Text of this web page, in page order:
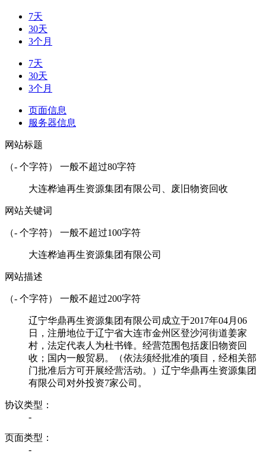
7天
30天
3个月
7天
30天
3个月
页面信息
服务器信息
网站标题
（- 个字符） 一般不超过80字符
大连桦迪再生资源集团有限公司、废旧物资回收
网站关键词
（- 个字符） 一般不超过100字符
大连桦迪再生资源集团有限公司
网站描述
（- 个字符） 一般不超过200字符
辽宁华鼎再生资源集团有限公司成立于2017年04月06
日，注册地位于辽宁省大连市金州区登沙河街道姜家
村，法定代表人为杜书锋。经营范围包括废旧物资回
收；国内一般贸易。（依法须经批准的项目，经相关部
门批准后方可开展经营活动。）辽宁华鼎再生资源集团
有限公司对外投资7家公司。
协议类型：
-
页面类型：
-